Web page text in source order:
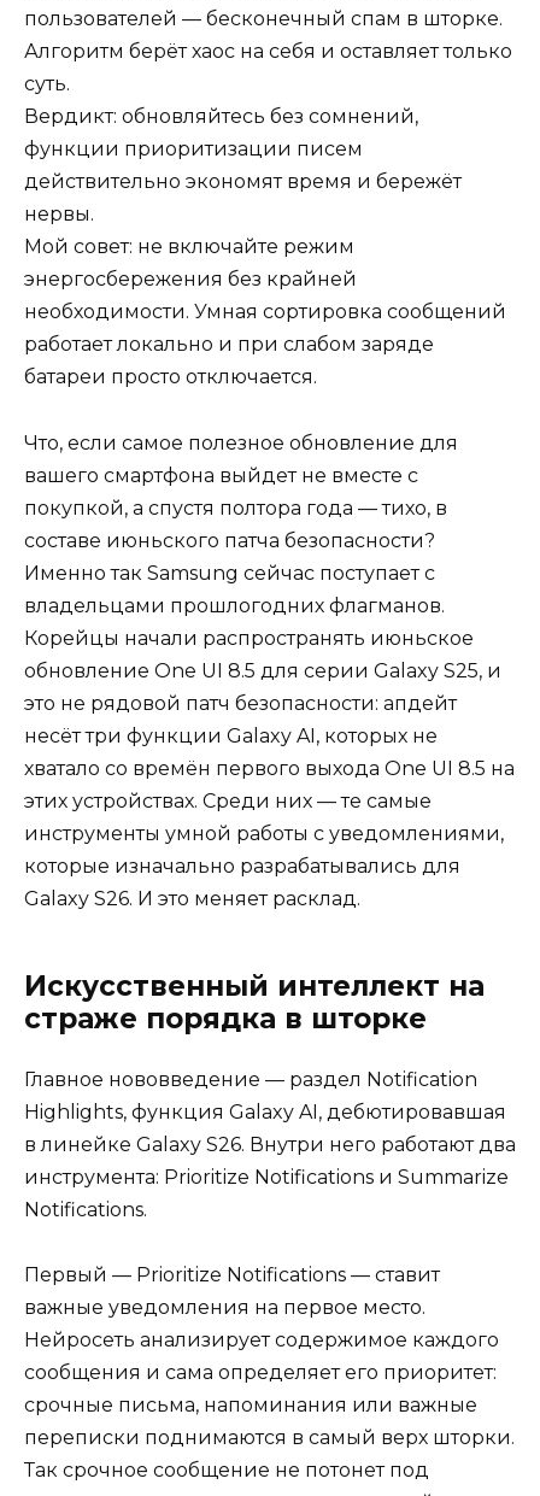
пользователей — бесконечный спам в шторке.
Алгоритм берёт хаос на себя и оставляет только
суть.
Вердикт: обновляйтесь без сомнений,
функции приоритизации писем
действительно экономят время и бережёт
нервы.
Мой совет: не включайте режим
энергосбережения без крайней
необходимости. Умная сортировка сообщений
работает локально и при слабом заряде
батареи просто отключается.
Что, если самое полезное обновление для
вашего смартфона выйдет не вместе с
покупкой, а спустя полтора года — тихо, в
составе июньского патча безопасности?
Именно так Samsung сейчас поступает с
владельцами прошлогодних флагманов.
Корейцы начали распространять июньское
обновление One UI 8.5 для серии Galaxy S25, и
это не рядовой патч безопасности: апдейт
несёт три функции Galaxy AI, которых не
хватало со времён первого выхода One UI 8.5 на
этих устройствах. Среди них — те самые
инструменты умной работы с уведомлениями,
которые изначально разрабатывались для
Galaxy S26. И это меняет расклад.
Искусственный интеллект на
страже порядка в шторке
Главное нововведение — раздел Notification
Highlights, функция Galaxy AI, дебютировавшая
в линейке Galaxy S26. Внутри него работают два
инструмента: Prioritize Notifications и Summarize
Notifications.
Первый — Prioritize Notifications — ставит
важные уведомления на первое место.
Нейросеть анализирует содержимое каждого
сообщения и сама определяет его приоритет:
срочные письма, напоминания или важные
переписки поднимаются в самый верх шторки.
Так срочное сообщение не потонет под